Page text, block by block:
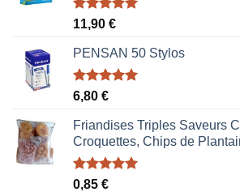
Note5.00
11,90 €
PENSAN 50 Stylos
Note5.00
6,80 €
Friandises Triples Saveurs
Croquettes, Chips de
Note5.00
0,85 €